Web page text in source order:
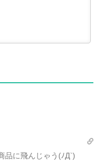
品に飛んじゃう(ﾉД`)